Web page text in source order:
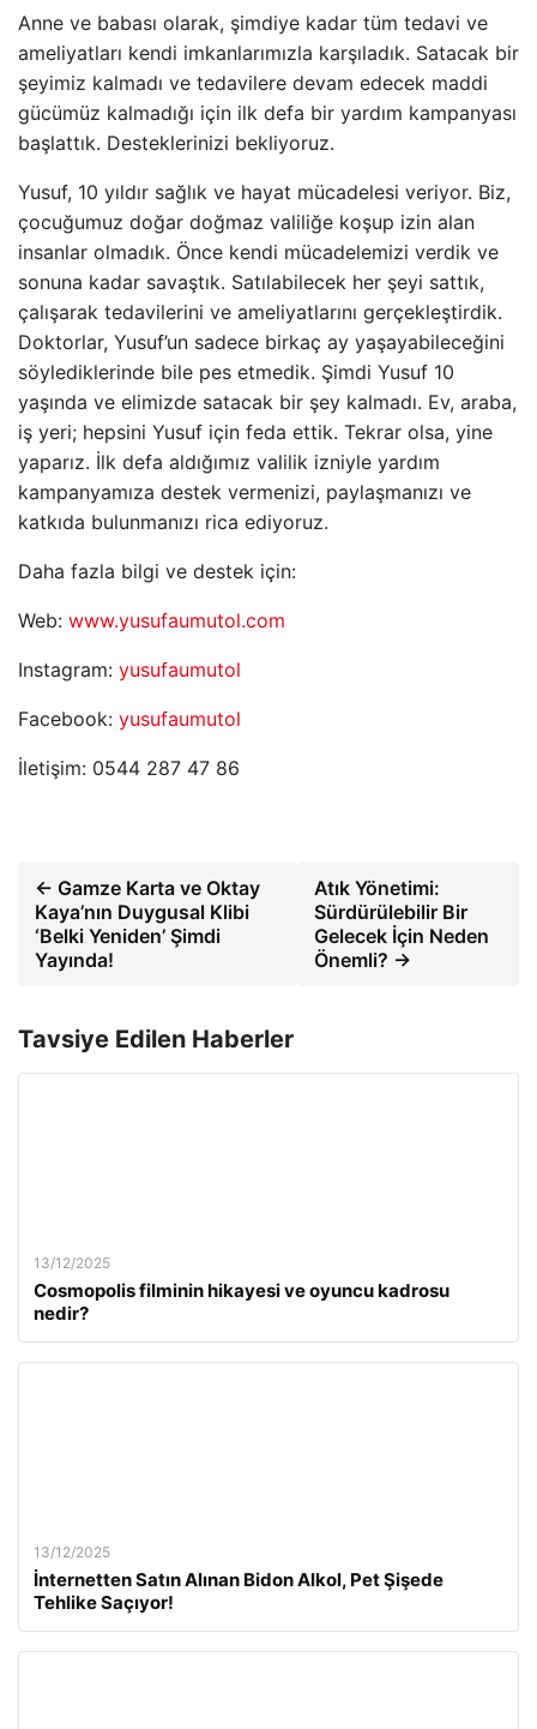
Anne ve babası olarak, şimdiye kadar tüm tedavi ve
ameliyatları kendi imkanlarımızla karşıladık. Satacak bir
şeyimiz kalmadı ve tedavilere devam edecek maddi
gücümüz kalmadığı için ilk defa bir yardım kampanyası
başlattık. Desteklerinizi bekliyoruz.
Yusuf, 10 yıldır sağlık ve hayat mücadelesi veriyor. Biz,
çocuğumuz doğar doğmaz valiliğe koşup izin alan
insanlar olmadık. Önce kendi mücadelemizi verdik ve
sonuna kadar savaştık. Satılabilecek her şeyi sattık,
çalışarak tedavilerini ve ameliyatlarını gerçekleştirdik.
Doktorlar, Yusuf’un sadece birkaç ay yaşayabileceğini
söylediklerinde bile pes etmedik. Şimdi Yusuf 10
yaşında ve elimizde satacak bir şey kalmadı. Ev, araba,
iş yeri; hepsini Yusuf için feda ettik. Tekrar olsa, yine
yaparız. İlk defa aldığımız valilik izniyle yardım
kampanyamıza destek vermenizi, paylaşmanızı ve
katkıda bulunmanızı rica ediyoruz.
Daha fazla bilgi ve destek için:
Web: www.yusufaumutol.com
Instagram: yusufaumutol
Facebook: yusufaumutol
İletişim: 0544 287 47 86
← Gamze Karta ve Oktay
Kaya’nın Duygusal Klibi
‘Belki Yeniden’ Şimdi
Yayında!
Atık Yönetimi:
Sürdürülebilir Bir
Gelecek İçin Neden
Önemli? →
Tavsiye Edilen Haberler
13/12/2025
Cosmopolis filminin hikayesi ve oyuncu kadrosu
nedir?
13/12/2025
İnternetten Satın Alınan Bidon Alkol, Pet Şişede
Tehlike Saçıyor!